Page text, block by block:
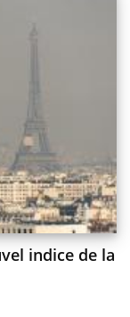
indice de la